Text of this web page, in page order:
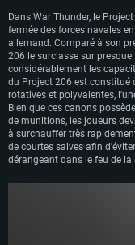
Dans War Thunder, le
fermée des forces navales
allemand. Comparé à son
206 le surclasse sur
considérablement les
du Project 206 est constitué
rotatives et polyvalentes,
Bien que ces canons
de munitions, les joueurs
à surchauffer très
de courtes salves afin
dérangeant dans le feu de la